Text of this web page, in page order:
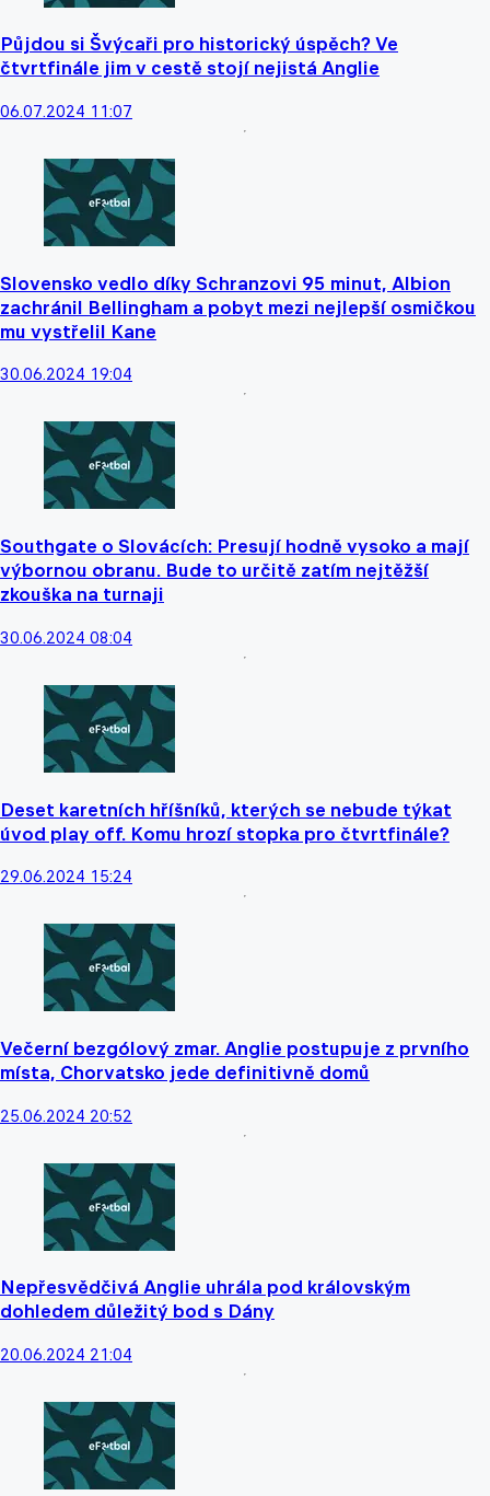
Půjdou si Švýcaři pro historický úspěch? Ve
čtvrtfinále jim v cestě stojí nejistá Anglie
06.07.2024 11:07
Slovensko vedlo díky Schranzovi 95 minut, Albion
zachránil Bellingham a pobyt mezi nejlepší osmičkou
mu vystřelil Kane
30.06.2024 19:04
Southgate o Slovácích: Presují hodně vysoko a mají
výbornou obranu. Bude to určitě zatím nejtěžší
zkouška na turnaji
30.06.2024 08:04
Deset karetních hříšníků, kterých se nebude týkat
úvod play off. Komu hrozí stopka pro čtvrtfinále?
29.06.2024 15:24
Večerní bezgólový zmar. Anglie postupuje z prvního
místa, Chorvatsko jede definitivně domů
25.06.2024 20:52
Nepřesvědčivá Anglie uhrála pod královským
dohledem důležitý bod s Dány
20.06.2024 21:04